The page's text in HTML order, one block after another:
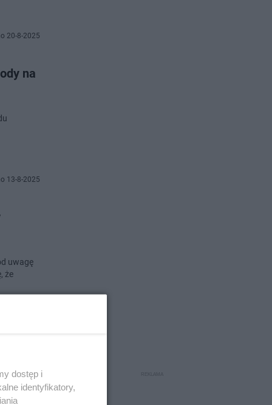
20-8-2025
na
13-8-2025
uwagę
że
dostęp i
identyfikatory,